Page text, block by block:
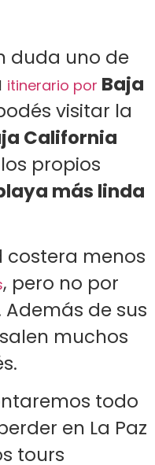
duda uno de
itinerario por Baja
visitar la
California
propios
más linda
costera menos
, pero no por
de sus
muchos
todo
en La Paz
tours